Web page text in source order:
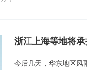
浙江上海等地将
今后几天，华东地区风